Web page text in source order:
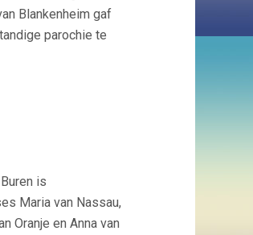
Blankenheim gaf
parochie te
is
Maria van Nassau,
Oranje en Anna van